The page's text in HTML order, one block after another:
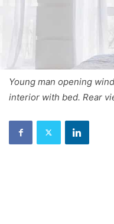
Young man opening
interior with bed. Rear